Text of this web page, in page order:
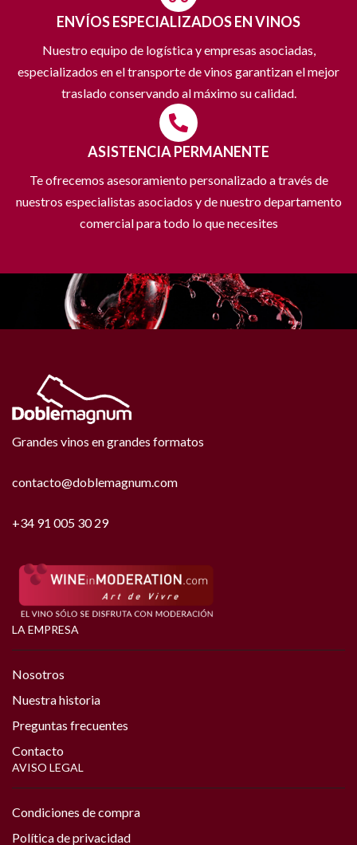
ENVÍOS ESPECIALIZADOS EN VINOS
Nuestro equipo de logística y empresas asociadas,
especializados en el transporte de vinos garantizan el mejor
traslado conservando al máximo su calidad.
ASISTENCIA PERMANENTE
Te ofrecemos asesoramiento personalizado a través de
nuestros especialistas asociados y de nuestro departamento
comercial para todo lo que necesites
Grandes vinos en grandes formatos
contacto@doblemagnum.com
+34 91 005 30 29
LA EMPRESA
Nosotros
Nuestra historia
Preguntas frecuentes
Contacto
AVISO LEGAL
Condiciones de compra
Política de privacidad